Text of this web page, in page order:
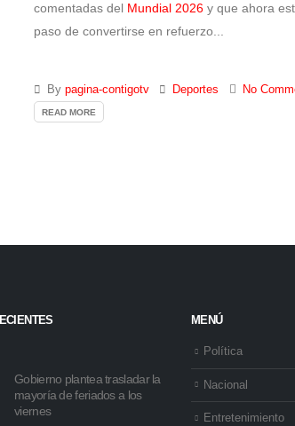
comentadas del Mundial 2026y que ahora
paso de convertirse en refuerzo...
By pagina-contigotv Deportes No
READ MORE
Gobierno plantea trasladar la
mayoría de feriados a los
viernes
MENÚ
Política
Nacional
Entretenimiento